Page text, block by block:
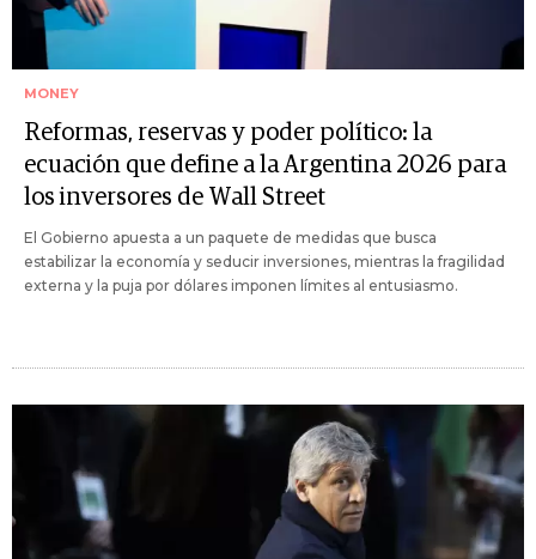
MONEY
Reformas, reservas y poder político: la
ecuación que define a la Argentina 2026 para
los inversores de Wall Street
El Gobierno apuesta a un paquete de medidas que busca
estabilizar la economía y seducir inversiones, mientras la fragilidad
externa y la puja por dólares imponen límites al entusiasmo.